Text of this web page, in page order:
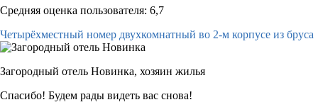
Средняя оценка пользователя: 6,7
Четырёхместный номер двухкомнатный во 2-м корпусе из бруса
Загородный отель Новинка, хозяин жилья
Спасибо! Будем рады видеть вас снова!